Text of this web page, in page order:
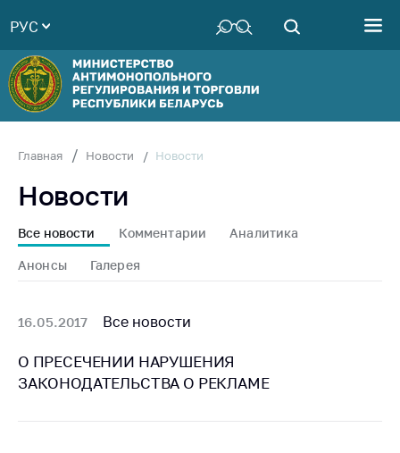
Руководство
Структура
Министерства
Территориальные
Законодательство
Антикоррупционная
деятельность
совет
Соискателям
Награждения
РУС
Главная Новости Новости
Новости
Все новости Комментарии Аналитика
Анонсы Галерея
16.05.2017 Все новости
О ПРЕСЕЧЕНИИ НАРУШЕНИЯ
ЗАКОНОДАТЕЛЬСТВА О РЕКЛАМЕ